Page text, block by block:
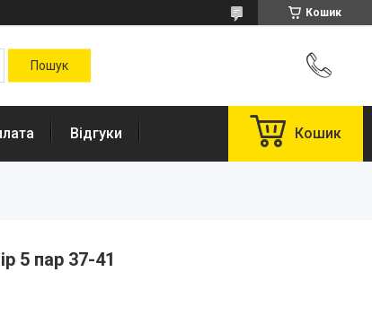
Кошик
Відгуки Кошик
5 пар 37-41